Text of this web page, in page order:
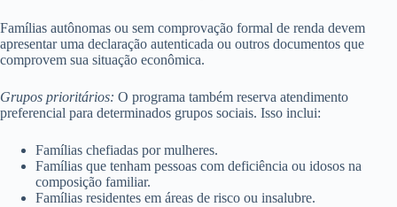
Famílias autônomas ou sem comprovação formal de renda devem
apresentar uma declaração autenticada ou outros documentos que
comprovem sua situação econômica.
Grupos prioritários: O programa também reserva atendimento
preferencial para determinados grupos sociais. Isso inclui:
Famílias chefiadas por mulheres.
Famílias que tenham pessoas com deficiência ou idosos na
composição familiar.
Famílias residentes em áreas de risco ou insalubre.